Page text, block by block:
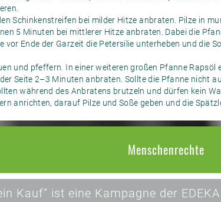
Schinkenstreifen bei milder Hitze anbraten. Pilze in
5 Minuten bei mittlerer Hitze anbraten. Dabei die
vor Ende der Garzeit die Petersilie unterheben und die
und pfeffern. In einer weiteren großen Pfanne Rapsöl
Seite 2–3 Minuten anbraten. Sollte die Pfanne nicht
während des Anbratens brutzeln und dürfen kein
anrichten, darauf Pilze und Soße geben und die
Menschenrechte
Kauf“ ist eine Kampagne der